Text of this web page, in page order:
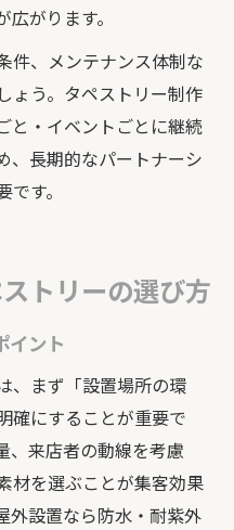
がります。
件、メンテナンス体制な
ょう。タペストリー制作
と・イベントごとに継続
、長期的なパートナーシ
す。
トリーの選び方
イント
、まず「設置場所の環
確にすることが重要で
、来店者の動線を考慮
材を選ぶことが集客効果
外設置なら防水・耐紫外